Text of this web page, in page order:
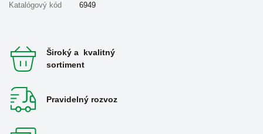
Katalógový kód
6949
Široký a kvalitný
sortiment
Pravidelný rozvoz